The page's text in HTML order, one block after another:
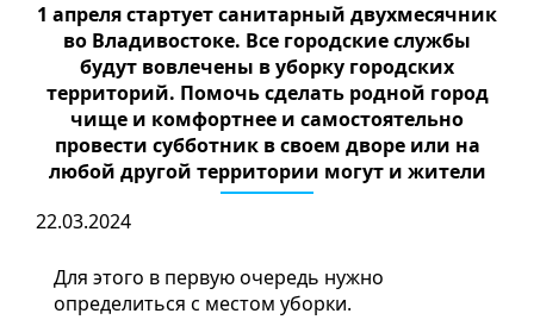
1 апреля стартует санитарный двухмесячник
во Владивостоке. Все городские службы
будут вовлечены в уборку городских
территорий. Помочь сделать родной город
чище и комфортнее и самостоятельно
провести субботник в своем дворе или на
любой другой территории могут и жители
22.03.2024
Для этого в первую очередь нужно
определиться с местом уборки.